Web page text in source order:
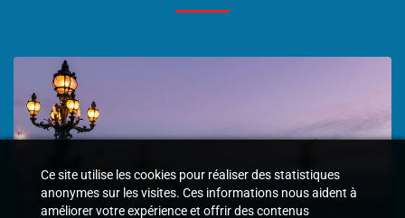
Ce site utilise les cookies pour réaliser des statistiques
anonymes sur les visites. Ces informations nous aident à
améliorer votre expérience et offrir des contenus